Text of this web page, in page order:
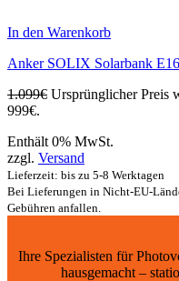
In den Warenkorb
Anker SOLIX Solarbank
1.099€ Ursprünglicher Preis
999€.
Enthält 0% MwSt.
zzgl. Versand
Lieferzeit: bis zu 5-8 Werktagen
Bei Lieferungen in Nicht-EU-
Gebühren anfallen.
Ihre Spezialisten für
hausgemacht –